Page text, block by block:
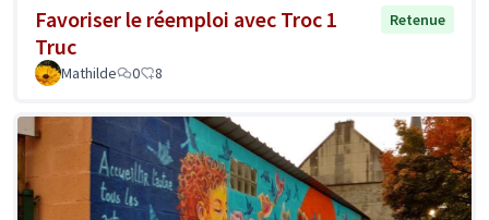
Favoriser le réemploi avec Troc 1
Truc
Retenue
Mathilde 0 8